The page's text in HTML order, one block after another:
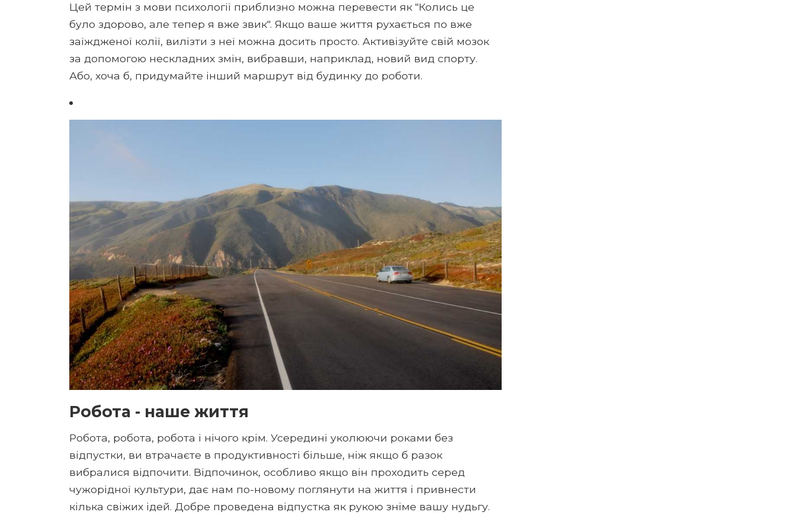
Цей термін з мови психології приблизно можна перевести як "Колись це
було здорово, але тепер я вже звик". Якщо ваше життя рухається по вже
заїждженої колії, вилізти з неї можна досить просто. Активізуйте свій мозок
за допомогою нескладних змін, вибравши, наприклад, новий вид спорту.
Або, хоча б, придумайте інший маршрут від будинку до роботи.
Робота - наше життя
Робота, робота, робота і нічого крім. Усередині уколюючи роками без
відпустки, ви втрачаєте в продуктивності більше, ніж якщо б разок
вибралися відпочити. Відпочинок, особливо якщо він проходить серед
чужорідної культури, дає нам по-новому поглянути на життя і привнести
кілька свіжих ідей. Добре проведена відпустка як рукою зніме вашу нудьгу.